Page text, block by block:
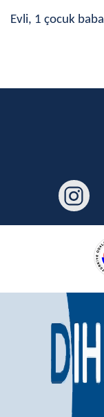
Evli, 1 çocuk